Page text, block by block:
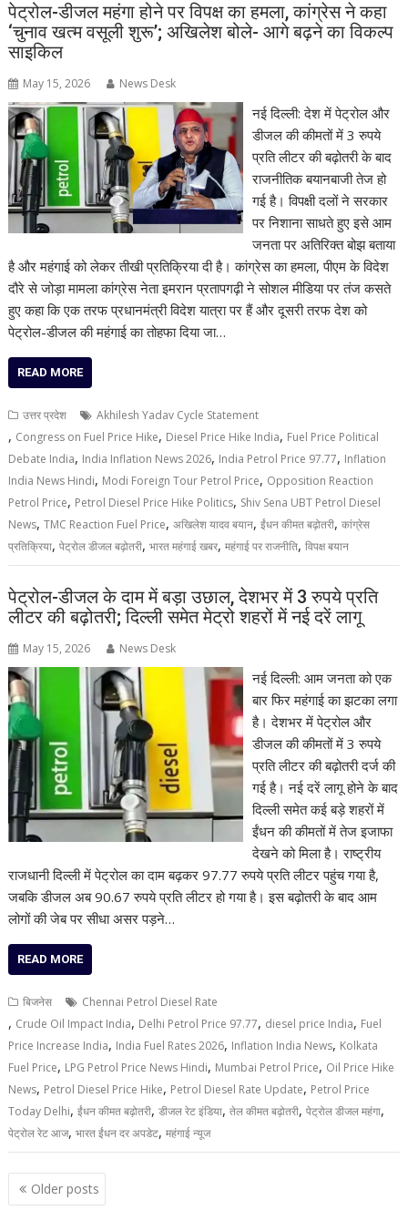
पेट्रोल-डीजल महंगा होने पर विपक्ष का हमला, कांग्रेस ने कहा
‘चुनाव खत्म वसूली शुरू’; अखिलेश बोले- आगे बढ़ने का विकल्प
साइकिल
May 15, 2026 News Desk
नई दिल्ली: देश में पेट्रोल और
डीजल की कीमतों में 3 रुपये
प्रति लीटर की बढ़ोतरी के बाद
राजनीतिक बयानबाजी तेज हो
गई है। विपक्षी दलों ने सरकार
पर निशाना साधते हुए इसे आम
जनता पर अतिरिक्त बोझ बताया
है और महंगाई को लेकर तीखी प्रतिक्रिया दी है। कांग्रेस का हमला, पीएम के विदेश
दौरे से जोड़ा मामला कांग्रेस नेता इमरान प्रतापगढ़ी ने सोशल मीडिया पर तंज कसते
हुए कहा कि एक तरफ प्रधानमंत्री विदेश यात्रा पर हैं और दूसरी तरफ देश को
पेट्रोल-डीजल की महंगाई का तोहफा दिया जा…
READ MORE
उत्तर प्रदेश Akhilesh Yadav Cycle Statement
, Congress on Fuel Price Hike, Diesel Price Hike India, Fuel Price Political
Debate India, India Inflation News 2026, India Petrol Price 97.77, Inflation
India News Hindi, Modi Foreign Tour Petrol Price, Opposition Reaction
Petrol Price, Petrol Diesel Price Hike Politics, Shiv Sena UBT Petrol Diesel
News,TMC Reaction Fuel Price,अखिलेश यादव बयान,ईंधन कीमत बढ़ोतरी,कांग्रेस
प्रतिक्रिया,पेट्रोल डीजल बढ़ोतरी,भारत महंगाई खबर,महंगाई पर राजनीति,विपक्ष बयान
पेट्रोल-डीजल के दाम में बड़ा उछाल, देशभर में 3 रुपये प्रति
लीटर की बढ़ोतरी; दिल्ली समेत मेट्रो शहरों में नई दरें लागू
May 15, 2026 News Desk
नई दिल्ली: आम जनता को एक
बार फिर महंगाई का झटका लगा
है। देशभर में पेट्रोल और
डीजल की कीमतों में 3 रुपये
प्रति लीटर की बढ़ोतरी दर्ज की
गई है। नई दरें लागू होने के बाद
दिल्ली समेत कई बड़े शहरों में
ईंधन की कीमतों में तेज इजाफा
देखने को मिला है। राष्ट्रीय
राजधानी दिल्ली में पेट्रोल का दाम बढ़कर 97.77 रुपये प्रति लीटर पहुंच गया है,
जबकि डीजल अब 90.67 रुपये प्रति लीटर हो गया है। इस बढ़ोतरी के बाद आम
लोगों की जेब पर सीधा असर पड़ने…
READ MORE
बिजनेस Chennai Petrol Diesel Rate
, Crude Oil Impact India, Delhi Petrol Price 97.77, diesel price India, Fuel
Price Increase India, India Fuel Rates 2026, Inflation India News, Kolkata
Fuel Price, LPG Petrol Price News Hindi, Mumbai Petrol Price, Oil Price Hike
News, Petrol Diesel Price Hike, Petrol Diesel Rate Update, Petrol Price
Today Delhi,ईंधन कीमत बढ़ोतरी,डीजल रेट इंडिया,तेल कीमत बढ़ोतरी,पेट्रोल डीजल महंगा,
पेट्रोल रेट आज,भारत ईंधन दर अपडेट,महंगाई न्यूज
Posts
navigation
Older posts